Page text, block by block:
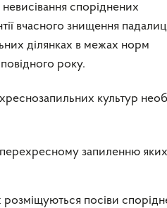
споріднених
вчасного знищення
ділянках в межах норм
року.
культур
перехресному запиленню яких
розміщуються посіви